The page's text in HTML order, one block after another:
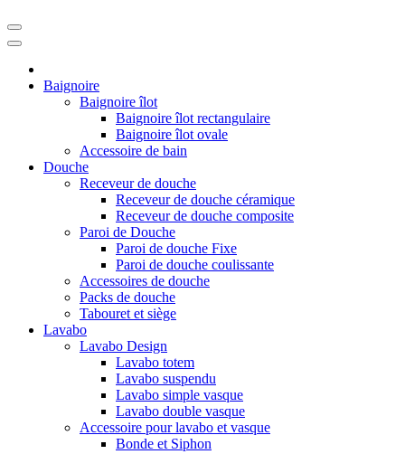
Baignoire
Baignoire îlot
Baignoire îlot rectangulaire
Baignoire îlot ovale
Accessoire de bain
Douche
Receveur de douche
Receveur de douche céramique
Receveur de douche composite
Paroi de Douche
Paroi de douche Fixe
Paroi de douche coulissante
Accessoires de douche
Packs de douche
Tabouret et siège
Lavabo
Lavabo Design
Lavabo totem
Lavabo suspendu
Lavabo simple vasque
Lavabo double vasque
Accessoire pour lavabo et vasque
Bonde et Siphon